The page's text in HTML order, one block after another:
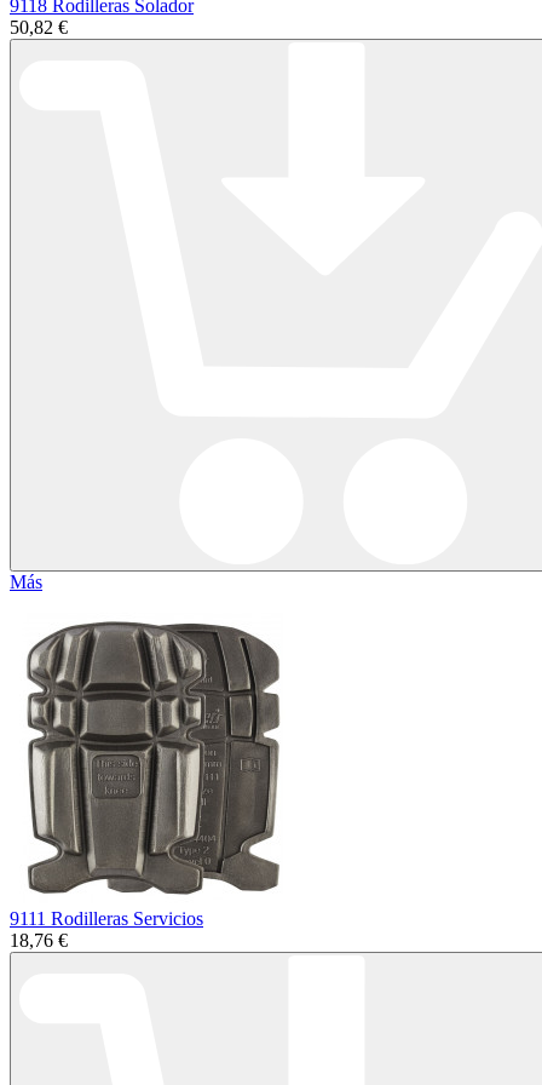
9118 Rodilleras Solador
50,82 €
Más
9111 Rodilleras Servicios
18,76 €